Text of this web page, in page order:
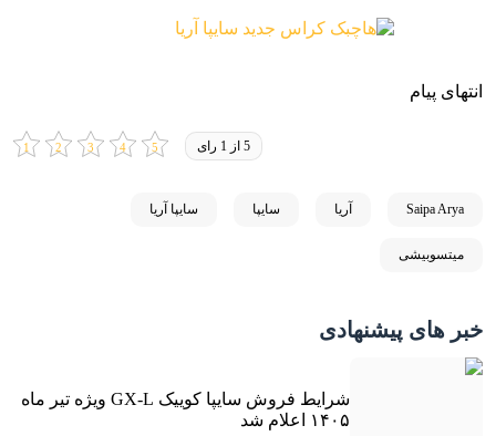
انتهای پیام
5 از 1 رای
Saipa Arya آریا سایپا سایپا آریا
میتسوبیشی
خبر های پیشنهادی
شرایط فروش سایپا کوییک GX-L ویژه تیر ماه
۱۴۰۵ اعلام شد